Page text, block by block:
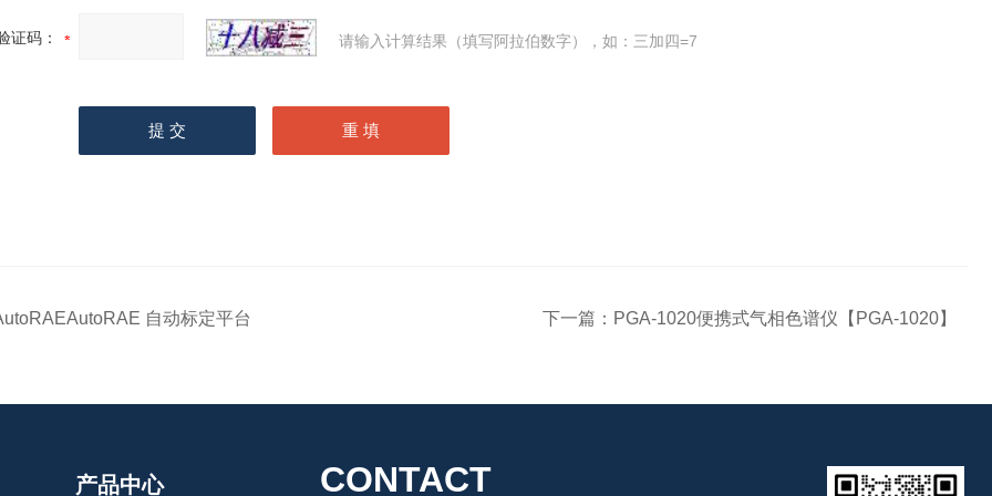
证码： 请输入计算结果（填写阿拉伯数字），如：三加四=7
自动标定平台 下一篇： PGA-1020便携式气相色谱仪【PGA-1020】
产品中心 CONTACT